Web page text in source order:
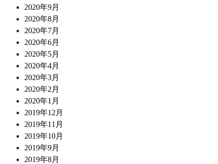
2020年9月
2020年8月
2020年7月
2020年6月
2020年5月
2020年4月
2020年3月
2020年2月
2020年1月
2019年12月
2019年11月
2019年10月
2019年9月
2019年8月